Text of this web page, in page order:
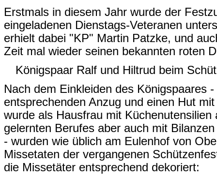
Erstmals in diesem Jahr wurde der
eingeladenen Dienstags-Veteranen
erhielt dabei "KP" Martin Patzke, und
Zeit mal wieder seinen bekannten roten
Königspaar Ralf und Hiltrud beim
Nach dem Einkleiden des Königspaares
entsprechenden Anzug und einen Hut
wurde als Hausfrau mit
gelernten Berufes aber auch mit
- wurden wie üblich am Eulenhof von
Missetaten der vergangenen
die Missetäter entsprechend dekoriert: